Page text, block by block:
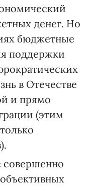
денег. Но
бюджетные
поддержки
в Отечестве
и прямо
(этим
совершенно